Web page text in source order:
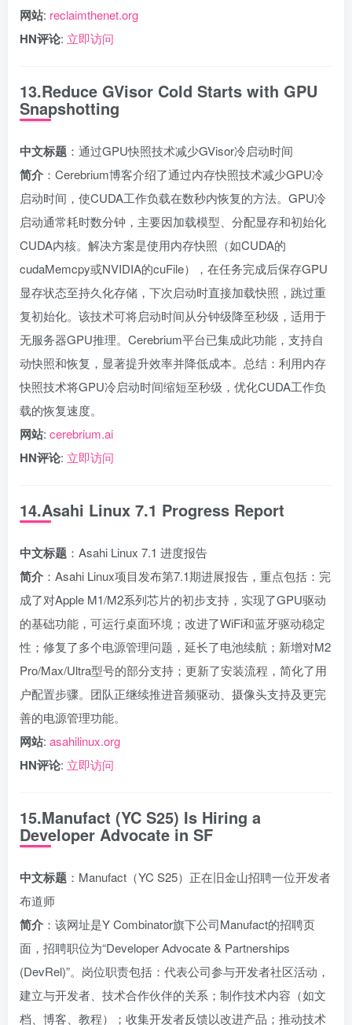
网站: reclaimthenet.org
HN评论: 立即访问
13.Reduce GVisor Cold Starts with GPU
Snapshotting
中文标题 ：通过GPU快照技术减少GVisor冷启动时间
简介 ：Cerebrium博客介绍了通过内存快照技术减少GPU冷
启动时间，使CUDA工作负载在数秒内恢复的方法。GPU冷
启动通常耗时数分钟，主要因加载模型、分配显存和初始化
CUDA内核。解决方案是使用内存快照（如CUDA的
cudaMemcpy或NVIDIA的cuFile），在任务完成后保存GPU
显存状态至持久化存储，下次启动时直接加载快照，跳过重
复初始化。该技术可将启动时间从分钟级降至秒级，适用于
无服务器GPU推理。Cerebrium平台已集成此功能，支持自
动快照和恢复，显著提升效率并降低成本。总结：利用内存
快照技术将GPU冷启动时间缩短至秒级，优化CUDA工作负
载的恢复速度。
网站: cerebrium.ai
HN评论: 立即访问
14.Asahi Linux 7.1 Progress Report
中文标题 ：Asahi Linux 7.1 进度报告
简介 ：Asahi Linux项目发布第7.1期进展报告，重点包括：完
成了对Apple M1/M2系列芯片的初步支持，实现了GPU驱动
的基础功能，可运行桌面环境；改进了WiFi和蓝牙驱动稳定
性；修复了多个电源管理问题，延长了电池续航；新增对M2
Pro/Max/Ultra型号的部分支持；更新了安装流程，简化了用
户配置步骤。团队正继续推进音频驱动、摄像头支持及更完
善的电源管理功能。
网站: asahilinux.org
HN评论: 立即访问
15.Manufact (YC S25) Is Hiring a
Developer Advocate in SF
中文标题 ：Manufact（YC S25）正在旧金山招聘一位开发者
布道师
简介 ：该网址是Y Combinator旗下公司Manufact的招聘页
面，招聘职位为“Developer Advocate & Partnerships
(DevRel)”。岗位职责包括：代表公司参与开发者社区活动，
建立与开发者、技术合作伙伴的关系；制作技术内容（如文
档、博客、教程）；收集开发者反馈以改进产品；推动技术